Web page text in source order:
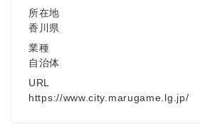
所在地
香川県
業種
自治体
URL
https://www.city.marugame.lg.jp/